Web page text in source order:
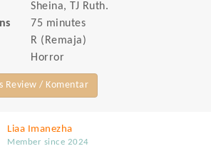
Sheina, TJ Ruth.
75 minutes
R (Remaja)
Horror
Review / Komentar
Liaa Imanezha
Member since 2024